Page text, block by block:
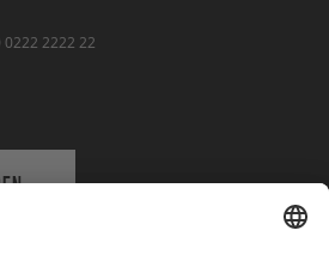
0222 2222 22